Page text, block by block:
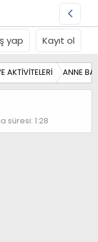
yap Kayıt ol
AKTİVİTELERİ ANNE
süresi: 1:28